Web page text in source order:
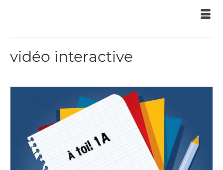
vidéo interactive